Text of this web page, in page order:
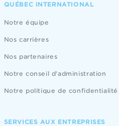
QUÉBEC INTERNATIONAL
Notre équipe
Nos carrières
Nos partenaires
Notre conseil d'administration
Notre politique de confidentialité
SERVICES AUX ENTREPRISES